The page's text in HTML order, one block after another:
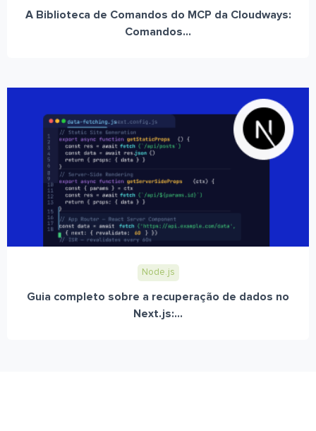
A Biblioteca de Comandos do MCP da Cloudways:
Comandos...
Node.js
Guia completo sobre a recuperação de dados no
Next.js:...